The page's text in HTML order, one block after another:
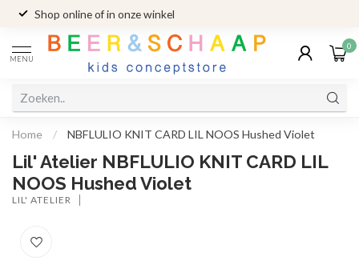
Shop online of in onze winkel
MENU
0
Home / NBFLULIO KNIT CARD LIL NOOS Hushed Violet
Lil' Atelier NBFLULIO KNIT CARD LIL
NOOS Hushed Violet
LIL' ATELIER